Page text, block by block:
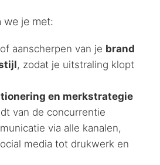
we je met:
aanscherpen van je brand
, zodat je uitstraling klopt
en merkstrategie
van de concurrentie
via alle kanalen,
media tot drukwerk en